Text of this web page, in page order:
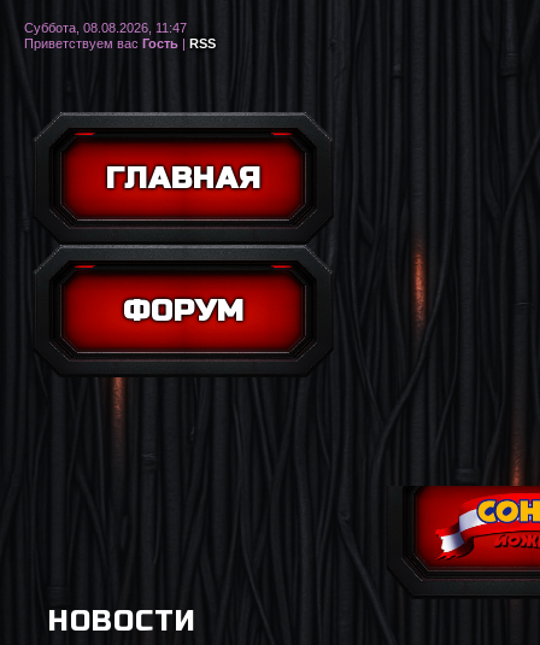
ГЛАВНАЯ
ФОРУМ
Суббота, 08.08.2026, 11:47
Приветствуем вас Гость | RSS
НОВОСТИ